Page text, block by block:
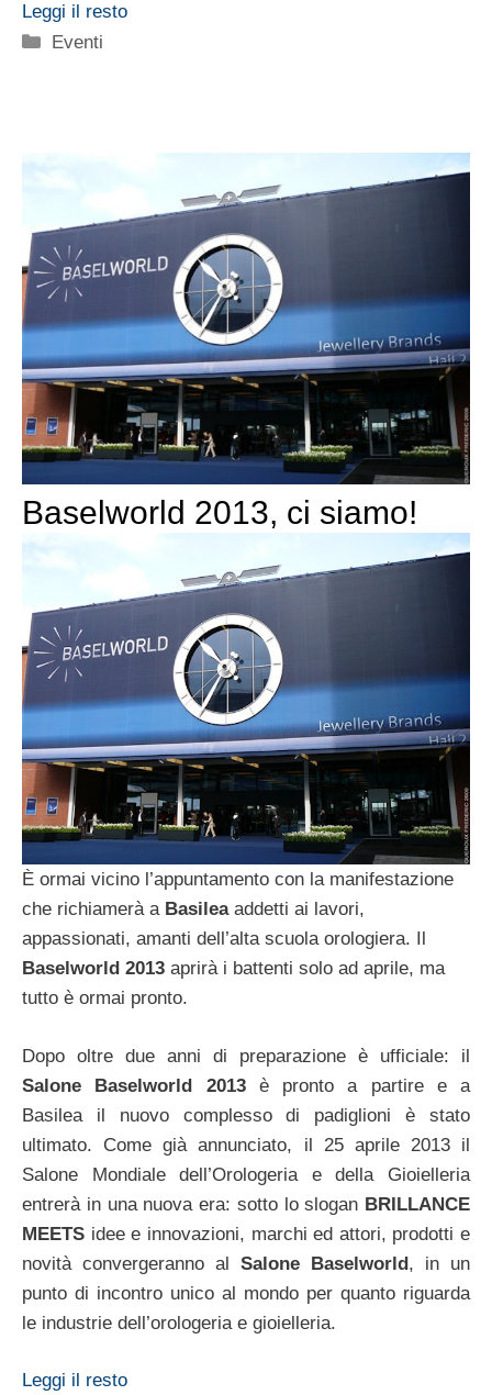
Leggi il resto
Categorie
Eventi
Baselworld 2013, ci siamo!
È ormai vicino l’appuntamento con la manifestazione
che richiamerà a Basileaaddetti ai lavori,
appassionati, amanti dell’alta scuola orologiera. Il
Baselworld 2013 aprirà i battenti solo ad aprile, ma
tutto è ormai pronto.
Dopo oltre due anni di preparazione è ufficiale: il
Salone Baselworld 2013è pronto a partire e a
Basilea il nuovo complesso di padiglioni è stato
ultimato. Come già annunciato, il 25 aprile 2013 il
Salone Mondiale dell’Orologeria e della Gioielleria
entrerà in una nuova era: sotto lo slogan BRILLANCE
MEETS idee e innovazioni, marchi ed attori, prodotti e
novità convergeranno al Salone Baselworld, in un
punto di incontro unico al mondo per quanto riguarda
le industrie dell’orologeria e gioielleria.
Leggi il resto